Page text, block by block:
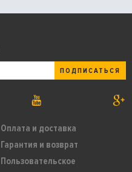
Оплата и доставка
Гарантия и возврат
Пользовательское
ПОДПИСАТЬСЯ